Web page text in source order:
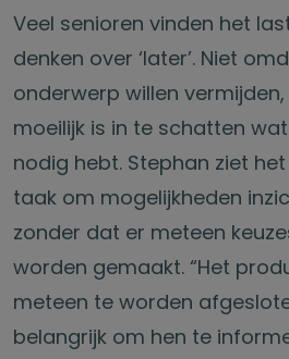
Veel senioren vinden het
denken over ‘later’. Niet
onderwerp willen
moeilijk is in te schatten
nodig hebt. Stephan ziet
taak om mogelijkheden
zonder dat er meteen
worden gemaakt. “Het
meteen te worden
belangrijk om hen te